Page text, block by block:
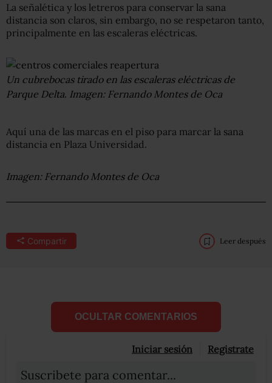
La señalética y los letreros para conservar la sana
distancia son claros, sin embargo, no se respetaron tanto,
principalmente en las escaleras eléctricas.
Un cubrebocas tirado en las escaleras eléctricas de
Parque Delta. Imagen: Fernando Montes de Oca
Aquí una de las marcas en el piso para marcar la sana
distancia en Plaza Universidad.
Imagen: Fernando Montes de Oca
Compartir Leer después
OCULTAR COMENTARIOS
Iniciar sesión Registrate
Suscribete para comentar...